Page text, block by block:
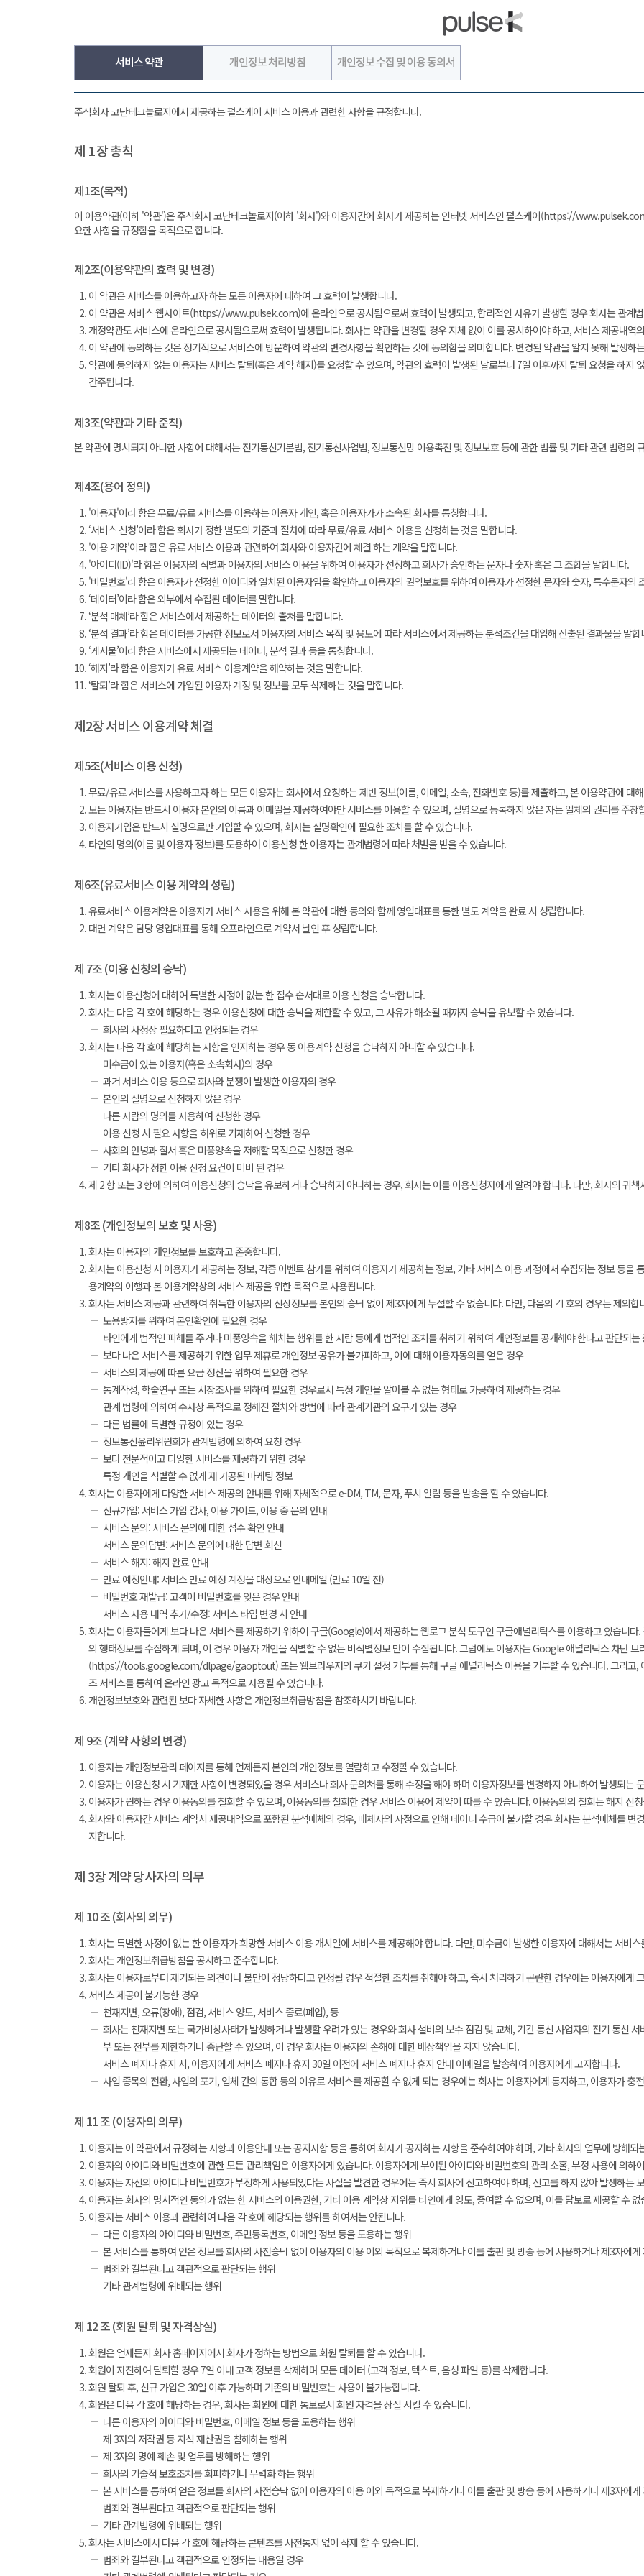
서비스 약관 개인정보 처리방침 개인정보 수집 및 이용 동의서
주식회사 코난테크놀로지에서 제공하는 펄스케이 서비스 이용과 관련한 사항을 규정합니다.
제 1 장 총칙
제1조(목적)
이 이용약관(이하 '약관')은 주식회사 코난테크놀로지(이하 '회사')와 이용자간에 회사가 제공하는 인터넷 서비스인 펄스케이(https://
요한 사항을 규정함을 목적으로 합니다.
제2조(이용약관의 효력 및 변경)
이 약관은 서비스를 이용하고자 하는 모든 이용자에 대하여 그 효력이 발생합니다.
이 약관은 서비스 웹사이트(https://www.pulsek.com)에 온라인으로 공시됨으로써 효력이 발생되고, 합리적인 사유가 발생할 경우 회사는 관계
개정약관도 서비스에 온라인으로 공시됨으로써 효력이 발생됩니다. 회사는 약관을 변경할 경우 지체 없이 이를 공시하여야 하고, 서비스 제공내역
이 약관에 동의하는 것은 정기적으로 서비스에 방문하여 약관의 변경사항을 확인하는 것에 동의함을 의미합니다. 변경된 약관을 알지 못해 발생하
약관에 동의하지 않는 이용자는 서비스 탈퇴(혹은 계약 해지)를 요청할 수 있으며, 약관의 효력이 발생된 날로부터 7일 이후까지 탈퇴 요청을 하지
간주됩니다.
제3조(약관과 기타 준칙)
본 약관에 명시되지 아니한 사항에 대해서는 전기통신기본법, 전기통신사업법, 정보통신망 이용촉진 및 정보보호 등에 관한 법률 및 기타 관련 법령의
제4조(용어 정의)
'이용자'이라 함은 무료/유료 서비스를 이용하는 이용자 개인, 혹은 이용자가가 소속된 회사를 통칭합니다.
‘서비스 신청’이라 함은 회사가 정한 별도의 기준과 절차에 따라 무료/유료 서비스 이용을 신청하는 것을 말합니다.
'이용 계약'이라 함은 유료 서비스 이용과 관련하여 회사와 이용자간에 체결 하는 계약을 말합니다.
'아이디(ID)'라 함은 이용자의 식별과 이용자의 서비스 이용을 위하여 이용자가 선정하고 회사가 승인하는 문자나 숫자 혹은 그 조합을 말합니다.
'비밀번호'라 함은 이용자가 선정한 아이디와 일치된 이용자임을 확인하고 이용자의 권익보호를 위하여 이용자가 선정한 문자와 숫자, 특수문자의
‘데이터’이라 함은 외부에서 수집된 데이터를 말합니다.
‘분석 매체’라 함은 서비스에서 제공하는 데이터의 출처를 말합니다.
‘분석 결과’라 함은 데이터를 가공한 정보로서 이용자의 서비스 목적 및 용도에 따라 서비스에서 제공하는 분석조건을 대입해 산출된 결과물을 말합
‘게시물’이라 함은 서비스에서 제공되는 데이터, 분석 결과 등을 통칭합니다.
‘해지’라 함은 이용자가 유료 서비스 이용계약을 해약하는 것을 말합니다.
‘탈퇴’라 함은 서비스에 가입된 이용자 계정 및 정보를 모두 삭제하는 것을 말합니다.
제2장 서비스 이용계약 체결
제5조(서비스 이용 신청)
무료/유료 서비스를 사용하고자 하는 모든 이용자는 회사에서 요청하는 제반 정보(이름, 이메일, 소속, 전화번호 등)를 제출하고, 본 이용약관에 대
모든 이용자는 반드시 이용자 본인의 이름과 이메일을 제공하여야만 서비스를 이용할 수 있으며, 실명으로 등록하지 않은 자는 일체의 권리를 주장
이용자가입은 반드시 실명으로만 가입할 수 있으며, 회사는 실명확인에 필요한 조치를 할 수 있습니다.
타인의 명의(이름 및 이용자 정보)를 도용하여 이용신청 한 이용자는 관계법령에 따라 처벌을 받을 수 있습니다.
제6조(유료서비스 이용 계약의 성립)
유료서비스 이용계약은 이용자가 서비스 사용을 위해 본 약관에 대한 동의와 함께 영업대표를 통한 별도 계약을 완료 시 성립합니다.
대면 계약은 담당 영업대표를 통해 오프라인으로 계약서 날인 후 성립합니다.
제 7조 (이용 신청의 승낙)
회사는 이용신청에 대하여 특별한 사정이 없는 한 접수 순서대로 이용 신청을 승낙합니다.
회사는 다음 각 호에 해당하는 경우 이용신청에 대한 승낙을 제한할 수 있고, 그 사유가 해소될 때까지 승낙을 유보할 수 있습니다.
회사의 사정상 필요하다고 인정되는 경우
회사는 다음 각 호에 해당하는 사항을 인지하는 경우 동 이용계약 신청을 승낙하지 아니할 수 있습니다.
미수금이 있는 이용자(혹은 소속회사)의 경우
과거 서비스 이용 등으로 회사와 분쟁이 발생한 이용자의 경우
본인의 실명으로 신청하지 않은 경우
다른 사람의 명의를 사용하여 신청한 경우
이용 신청 시 필요 사항을 허위로 기재하여 신청한 경우
사회의 안녕과 질서 혹은 미풍양속을 저해할 목적으로 신청한 경우
기타 회사가 정한 이용 신청 요건이 미비 된 경우
제 2 항 또는 3 항에 의하여 이용신청의 승낙을 유보하거나 승낙하지 아니하는 경우, 회사는 이를 이용신청자에게 알려야 합니다. 다만, 회사의 귀
제8조 (개인정보의 보호 및 사용)
회사는 이용자의 개인정보를 보호하고 존중합니다.
회사는 이용신청 시 이용자가 제공하는 정보, 각종 이벤트 참가를 위하여 이용자가 제공하는 정보, 기타 서비스 이용 과정에서 수집되는 정보 등을
용계약의 이행과 본 이용계약상의 서비스 제공을 위한 목적으로 사용됩니다.
회사는 서비스 제공과 관련하여 취득한 이용자의 신상정보를 본인의 승낙 없이 제3자에게 누설할 수 없습니다. 다만, 다음의 각 호의 경우는 제외합
도용방지를 위하여 본인확인에 필요한 경우
타인에게 법적인 피해를 주거나 미풍양속을 해치는 행위를 한 사람 등에게 법적인 조치를 취하기 위하여 개인정보를 공개해야 한다고 판단되
보다 나은 서비스를 제공하기 위한 업무 제휴로 개인정보 공유가 불가피하고, 이에 대해 이용자동의를 얻은 경우
서비스의 제공에 따른 요금 정산을 위하여 필요한 경우
통계작성, 학술연구 또는 시장조사를 위하여 필요한 경우로서 특정 개인을 알아볼 수 없는 형태로 가공하여 제공하는 경우
관계 법령에 의하여 수사상 목적으로 정해진 절차와 방법에 따라 관계기관의 요구가 있는 경우
다른 법률에 특별한 규정이 있는 경우
정보통신윤리위원회가 관계법령에 의하여 요청 경우
보다 전문적이고 다양한 서비스를 제공하기 위한 경우
특정 개인을 식별할 수 없게 재 가공된 마케팅 정보
회사는 이용자에게 다양한 서비스 제공의 안내를 위해 자체적으로 e-DM, TM, 문자, 푸시 알림 등을 발송을 할 수 있습니다.
신규가입: 서비스 가입 감사, 이용 가이드, 이용 중 문의 안내
서비스 문의: 서비스 문의에 대한 접수 확인 안내
서비스 문의답변: 서비스 문의에 대한 답변 회신
서비스 해지: 해지 완료 안내
만료 예정안내: 서비스 만료 예정 계정을 대상으로 안내메일 (만료 10일 전)
비밀번호 재발급: 고객이 비밀번호를 잊은 경우 안내
서비스 사용 내역 추가/수정: 서비스 타입 변경 시 안내
회사는 이용자들에게 보다 나은 서비스를 제공하기 위하여 구글(Google)에서 제공하는 웹로그 분석 도구인 구글애널리틱스를 이용하고 있습니
의 행태정보를 수집하게 되며, 이 경우 이용자 개인을 식별할 수 없는 비식별정보 만이 수집됩니다. 그럼에도 이용자는 Google 애널리틱스 차단 브
(https://tools.google.com/dlpage/gaoptout) 또는 웹브라우저의 쿠키 설정 거부를 통해 구글 애널리틱스 이용을 거부할 수 있습니다. 그리고,
즈 서비스를 통하여 온라인 광고 목적으로 사용될 수 있습니다.
개인정보보호와 관련된 보다 자세한 사항은 개인정보취급방침을 참조하시기 바랍니다.
제 9조 (계약 사항의 변경)
이용자는 개인정보관리 페이지를 통해 언제든지 본인의 개인정보를 열람하고 수정할 수 있습니다.
이용자는 이용신청 시 기재한 사항이 변경되었을 경우 서비스나 회사 문의처를 통해 수정을 해야 하며 이용자정보를 변경하지 아니하여 발생되는
이용자가 원하는 경우 이용동의를 철회할 수 있으며, 이용동의를 철회한 경우 서비스 이용에 제약이 따를 수 있습니다. 이용동의의 철회는 해지 신
회사와 이용자간 서비스 계약시 제공내역으로 포함된 분석매체의 경우, 매체사의 사정으로 인해 데이터 수급이 불가할 경우 회사는 분석매체를
지합니다.
제 3장 계약 당사자의 의무
제 10 조 (회사의 의무)
회사는 특별한 사정이 없는 한 이용자가 희망한 서비스 이용 개시일에 서비스를 제공해야 합니다. 다만, 미수금이 발생한 이용자에 대해서는 서비
회사는 개인정보취급방침을 공시하고 준수합니다.
회사는 이용자로부터 제기되는 의견이나 불만이 정당하다고 인정될 경우 적절한 조치를 취해야 하고, 즉시 처리하기 곤란한 경우에는 이용자에게
서비스 제공이 불가능한 경우
천재지변, 오류(장애), 점검, 서비스 양도, 서비스 종료(폐업), 등
회사는 천재지변 또는 국가비상사태가 발생하거나 발생할 우려가 있는 경우와 회사 설비의 보수 점검 및 교체, 기간 통신 사업자의 전기 통신
부 또는 전부를 제한하거나 중단할 수 있으며, 이 경우 회사는 이용자의 손해에 대한 배상책임을 지지 않습니다.
서비스 폐지나 휴지 시, 이용자에게 서비스 폐지나 휴지 30일 이전에 서비스 폐지나 휴지 안내 이메일을 발송하여 이용자에게 고지합니다.
사업 종목의 전환, 사업의 포기, 업체 간의 통합 등의 이유로 서비스를 제공할 수 없게 되는 경우에는 회사는 이용자에게 통지하고, 이용자가 충
제 11 조 (이용자의 의무)
이용자는 이 약관에서 규정하는 사항과 이용안내 또는 공지사항 등을 통하여 회사가 공지하는 사항을 준수하여야 하며, 기타 회사의 업무에 방해되
이용자의 아이디와 비밀번호에 관한 모든 관리책임은 이용자에게 있습니다. 이용자에게 부여된 아이디와 비밀번호의 관리 소홀, 부정 사용에 의하
이용자는 자신의 아이디나 비밀번호가 부정하게 사용되었다는 사실을 발견한 경우에는 즉시 회사에 신고하여야 하며, 신고를 하지 않아 발생하는
이용자는 회사의 명시적인 동의가 없는 한 서비스의 이용권한, 기타 이용 계약상 지위를 타인에게 양도, 증여할 수 없으며, 이를 담보로 제공할 수 없
이용자는 서비스 이용과 관련하여 다음 각 호에 해당되는 행위를 하여서는 안됩니다.
다른 이용자의 아이디와 비밀번호, 주민등록번호, 이메일 정보 등을 도용하는 행위
본 서비스를 통하여 얻은 정보를 회사의 사전승낙 없이 이용자의 이용 이외 목적으로 복제하거나 이를 출판 및 방송 등에 사용하거나 제3자에게
범죄와 결부된다고 객관적으로 판단되는 행위
기타 관계법령에 위배되는 행위
제 12 조 (회원 탈퇴 및 자격상실)
회원은 언제든지 회사 홈페이지에서 회사가 정하는 방법으로 회원 탈퇴를 할 수 있습니다.
회원이 자진하여 탈퇴할 경우 7일 이내 고객 정보를 삭제하며 모든 데이터 (고객 정보, 텍스트, 음성 파일 등)를 삭제합니다.
회원 탈퇴 후, 신규 가입은 30일 이후 가능하며 기존의 비밀번호는 사용이 불가능합니다.
회원은 다음 각 호에 해당하는 경우, 회사는 회원에 대한 통보로서 회원 자격을 상실 시킬 수 있습니다.
다른 이용자의 아이디와 비밀번호, 이메일 정보 등을 도용하는 행위
제 3자의 저작권 등 지식 재산권을 침해하는 행위
제 3자의 명예 훼손 및 업무를 방해하는 행위
회사의 기술적 보호조치를 회피하거나 무력화 하는 행위
본 서비스를 통하여 얻은 정보를 회사의 사전승낙 없이 이용자의 이용 이외 목적으로 복제하거나 이를 출판 및 방송 등에 사용하거나 제3자에게
범죄와 결부된다고 객관적으로 판단되는 행위
기타 관계법령에 위배되는 행위
회사는 서비스에서 다음 각 호에 해당하는 콘텐츠를 사전통지 없이 삭제 할 수 있습니다.
범죄와 결부된다고 객관적으로 인정되는 내용일 경우